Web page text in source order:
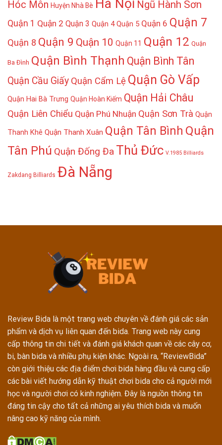
Hóc Môn Huyện Nhà Bè Hà Nội Ngũ Hành Sơn
Quận 1 Quận 2 Quận 3 Quận 4 Quận 5 Quận 6 Quận 7
Quận 8 Quận 9 Quận 10 Quận 11 Quận 12 Quận
Ba Đình Quận Bình Thạnh Quận Bình Tân
Quận Cầu Giấy Quận Cẩm Lệ Quận Gò Vấp
Quận Hai Bà Trưng Quận Hoàn Kiếm Quận Hải Châu
Quận Liên Chiểu Quận Phú Nhuận Quận Sơn Trà Quận
Thanh Khê Quận Thanh Xuân Quận Tân Bình Quận
Tân Phú Quận Đống Đa Thủ Đức V.1985 Billiards
Zakdang Billiards Đà Nẵng
Review Bida là một trang web chuyên về đánh giá các sản
phẩm và dịch vụ liên quan đến bida. Trang web này cung
cấp thông tin chi tiết và đánh giá khách quan về các cây cơ,
bi, bàn bida và nhiều phụ kiện khác. Ngoài ra, “ReviewBida”
còn giới thiệu các địa điểm chơi bida hàng đầu và cung cấp
các bài viết hướng dẫn kỹ thuật chơi bida cho cả người mới
học và người chơi có kinh nghiệm. Đây là nguồn thông tin
đáng tin cậy cho tất cả những ai yêu thích bida và muốn
nâng cao kỹ năng của mình.